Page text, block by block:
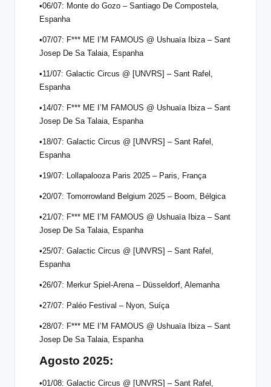
•06/07: Monte do Gozo – Santiago De Compostela,
Espanha
•07/07: F*** ME I’M FAMOUS @ Ushuaïa Ibiza – Sant
Josep De Sa Talaia, Espanha
•11/07: Galactic Circus @ [UNVRS] – Sant Rafel,
Espanha
•14/07: F*** ME I’M FAMOUS @ Ushuaïa Ibiza – Sant
Josep De Sa Talaia, Espanha
•18/07: Galactic Circus @ [UNVRS] – Sant Rafel,
Espanha
•19/07: Lollapalooza Paris 2025 – Paris, França
•20/07: Tomorrowland Belgium 2025 – Boom, Bélgica
•21/07: F*** ME I’M FAMOUS @ Ushuaïa Ibiza – Sant
Josep De Sa Talaia, Espanha
•25/07: Galactic Circus @ [UNVRS] – Sant Rafel,
Espanha
•26/07: Merkur Spiel-Arena – Düsseldorf, Alemanha
•27/07: Paléo Festival – Nyon, Suíça
•28/07: F*** ME I’M FAMOUS @ Ushuaïa Ibiza – Sant
Josep De Sa Talaia, Espanha
Agosto 2025:
•01/08: Galactic Circus @ [UNVRS] – Sant Rafel,